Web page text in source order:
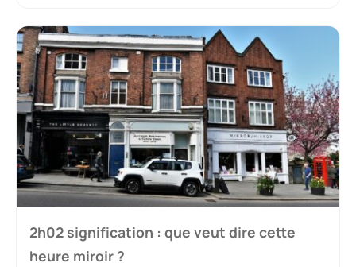
2h02 signification : que veut dire cette
heure miroir ?